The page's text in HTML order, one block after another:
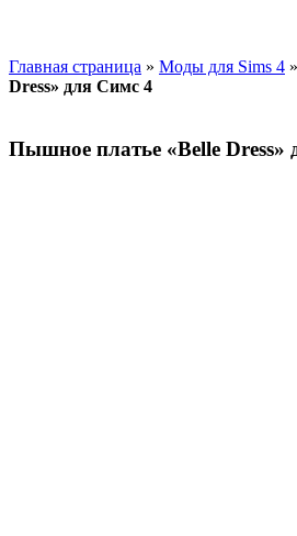
Главная страница » Моды для Sims 4 »
Dress» для Симс 4
Пышное платье «Belle Dress»